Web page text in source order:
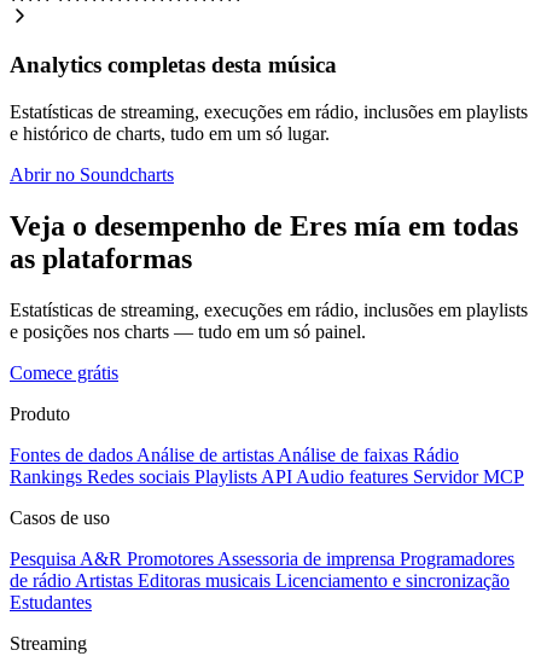
Analytics completas desta música
Estatísticas de streaming, execuções em rádio, inclusões em playlists
e histórico de charts, tudo em um só lugar.
Abrir no Soundcharts
Veja o desempenho de Eres mía em todas
as plataformas
Estatísticas de streaming, execuções em rádio, inclusões em playlists
e posições nos charts — tudo em um só painel.
Comece grátis
Produto
Fontes de dados Análise de artistas Análise de faixas Rádio
Rankings Redes sociais Playlists API Audio features Servidor MCP
Casos de uso
Pesquisa A&R Promotores Assessoria de imprensa Programadores
de rádio Artistas Editoras musicais Licenciamento e sincronização
Estudantes
Streaming